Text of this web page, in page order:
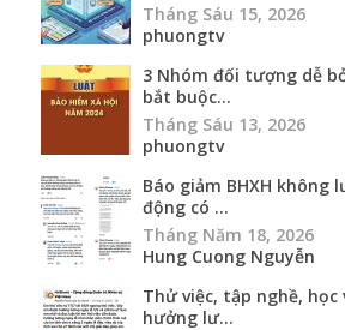
Tháng Sáu 15, 2026
phuongtv
3 Nhóm đối tượng dễ
bắt buộc...
Tháng Sáu 13, 2026
phuongtv
Báo giảm BHXH không
động có ...
Tháng Năm 18, 2026
Hung Cuong Nguyễn
Thử việc, tập nghề, học
hưởng lư...